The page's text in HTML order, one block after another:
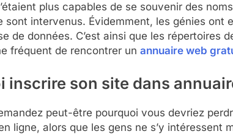
plus capables de se souvenir des
sont intervenus. Évidemment, les génies ont
de données. C’est ainsi que les répertoires
fréquent de rencontrer un annuaire web
inscrire son site dans
peut-être pourquoi vous devriez
ligne, alors que les gens ne s’y intéressent